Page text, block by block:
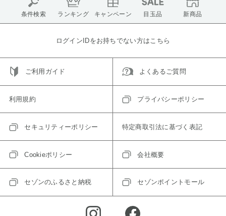
条件検索 ランキング キャンペーン 目玉品 新商品
ログインIDをお持ちでない方はこちら
ご利用ガイド よくあるご質問
利用規約 プライバシーポリシー
セキュリティーポリシー 特定商取引法に基づく表記
Cookieポリシー 会社概要
セゾンのふるさと納税 セゾンポイントモール